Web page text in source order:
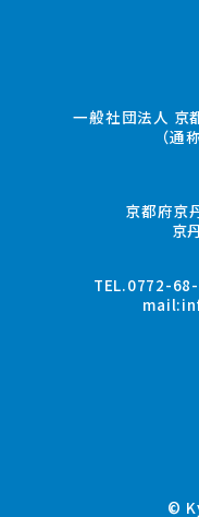
一般社団法人 京
（通
京都府京
京
TEL.0772-
mail:
©